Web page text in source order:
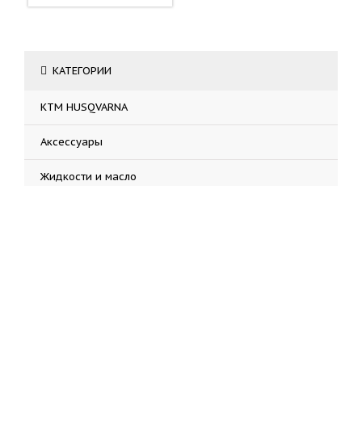
КАТЕГОРИИ
KTM HUSQVARNA
Аксессуары
Жидкости и масло